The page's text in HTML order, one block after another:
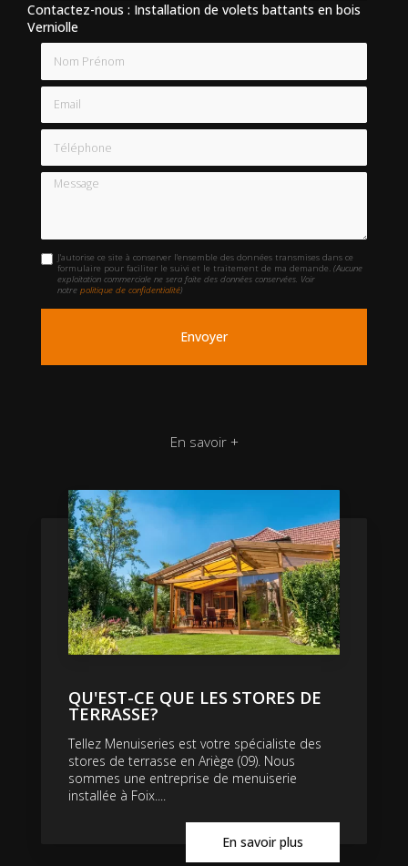
Contactez-nous : Installation de volets battants en bois
Verniolle
Email
Téléphone
Message
J'autorise ce site à conserver l'ensemble des données transmises dans ce
formulaire pour faciliter le suivi et le traitement de ma demande.(Aucune
exploitation commerciale ne sera faite des données conservées. Voir
notrepolitique de confidentialité)
En savoir +
QU'EST-CE QUE LES STORES DE
TERRASSE?
Tellez Menuiseries est votre spécialiste des
stores de terrasse en Ariège (09). Nous
sommes une entreprise de menuiserie
installée à Foix....
En savoir plus